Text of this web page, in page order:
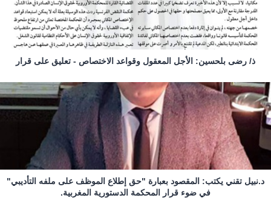
ذ/ رضى بلحسين: الأجل المعقول وقواعد الاختصاص - تعليق على قرار
د.نبيل تقني يكتب: المقصود بعبارة "حق إطلاع الموظف على ملفه التأديبي"
في ضوء قرار المحكمة الدستورية المغربية.